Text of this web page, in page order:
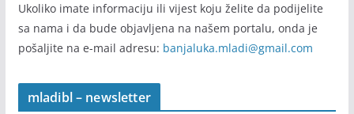
Ukoliko imate informaciju ili vijest koju želite da podijelite
sa nama i da bude objavljena na našem portalu, onda je
pošaljite na e-mail adresu: banjaluka.mladi@gmail.com
mladibl – newsletter